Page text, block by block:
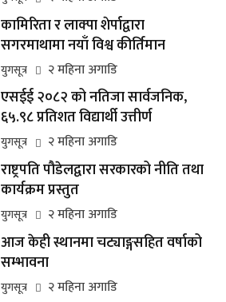
कामिरिता र लाक्पा शेर्पाद्वारा
सगरमाथामा नयाँ विश्व कीर्तिमान
युगसूत्र २ महिना अगाडि
एसईई २०८२ को नतिजा सार्वजनिक,
६५.९८ प्रतिशत विद्यार्थी उत्तीर्ण
युगसूत्र २ महिना अगाडि
राष्ट्रपति पौडेलद्वारा सरकारको नीति तथा
कार्यक्रम प्रस्तुत
युगसूत्र २ महिना अगाडि
आज केही स्थानमा चट्याङ्गसहित वर्षाको
सम्भावना
युगसूत्र २ महिना अगाडि